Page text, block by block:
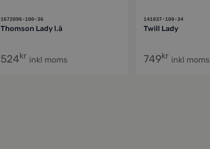
1672096-100-36
Thomson Lady l.ä
524kr inkl moms
141037-100-34
Twill Lady
749kr inkl moms